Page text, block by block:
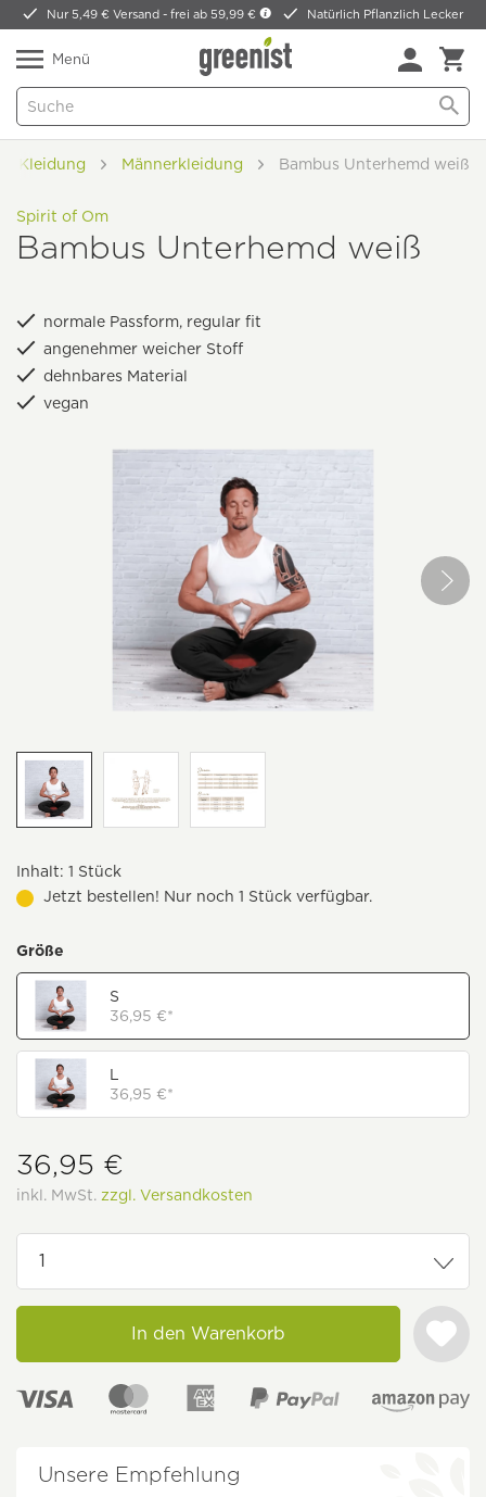
Nur 5,49 € Versand -frei ab 59,99 € Natürlich Pflanzlich Lecker
Menü
Kleidung Männerkleidung Bambus Unterhemd weiß
Spirit of Om
Bambus Unterhemd weiß
normale Passform, regular fit
angenehmer weicher Stoff
dehnbares Material
vegan
Inhalt: 1 Stück
Jetzt bestellen! Nur noch 1 Stück verfügbar.
Größe
S
36,95 €*
L
36,95 €*
36,95 €
inkl. MwSt. zzgl. Versandkosten
In den Warenkorb
Unsere Empfehlung